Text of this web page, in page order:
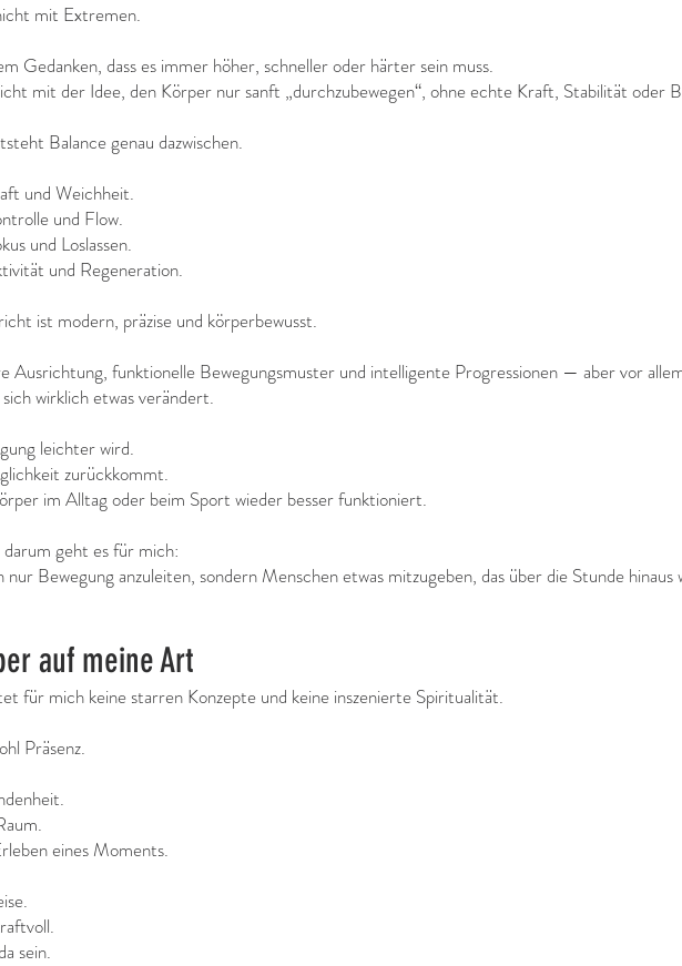
mit Extremen.
Gedanken, dass es immer höher, schneller oder härter sein muss.
mit der Idee, den Körper nur sanft „durchzubewegen“, ohne echte Kraft, Stabilität oder
Balance genau dazwischen.
und Weichheit.
und Flow.
und Loslassen.
und Regeneration.
ist modern, präzise und körperbewusst.
Ausrichtung, funktionelle Bewegungsmuster und intelligente Progressionen — aber vor
sich wirklich etwas verändert.
leichter wird.
zurückkommt.
im Alltag oder beim Sport wieder besser funktioniert.
geht es für mich:
nur Bewegung anzuleiten, sondern Menschen etwas mitzugeben, das über die Stunde hinaus
auf meine Art
für mich keine starren Konzepte und keine inszenierte Spiritualität.
Präsenz.
eines Moments.
sein.